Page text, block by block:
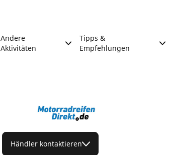
Andere
Aktivitäten
Tipps &
Empfehlungen
Händler kontaktieren